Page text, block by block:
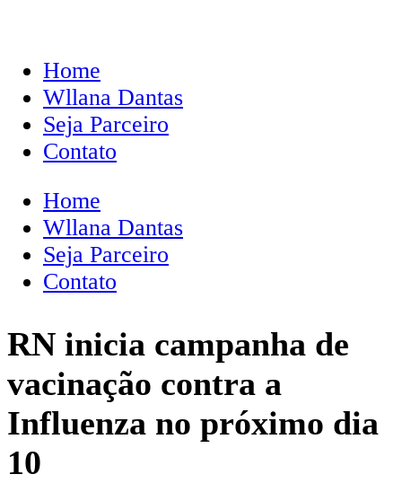
Home
Wllana Dantas
Seja Parceiro
Contato
Home
Wllana Dantas
Seja Parceiro
Contato
RN inicia campanha de
vacinação contra a
Influenza no próximo dia
10